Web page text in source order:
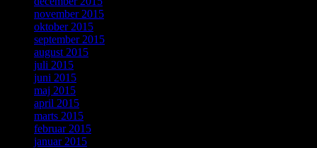
november 2015
oktober 2015
september 2015
august 2015
juli 2015
juni 2015
maj 2015
april 2015
marts 2015
februar 2015
januar 2015